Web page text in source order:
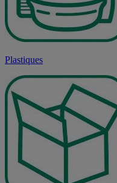
Plastiques